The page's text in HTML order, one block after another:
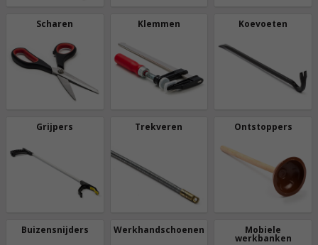
Scharen Klemmen Koevoeten
Grijpers Trekveren Ontstoppers
Buizensnijders Werkhandschoenen Mobiele
werkbanken